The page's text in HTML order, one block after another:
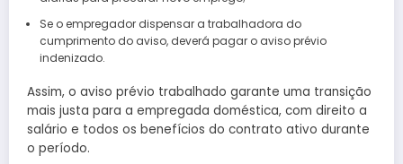
Se o empregador dispensar a trabalhadora do
cumprimento do aviso, deverá pagar o aviso prévio
indenizado.
Assim, o aviso prévio trabalhado garante uma transição
mais justa para a empregada doméstica, com direito a
salário e todos os benefícios do contrato ativo durante
o período.